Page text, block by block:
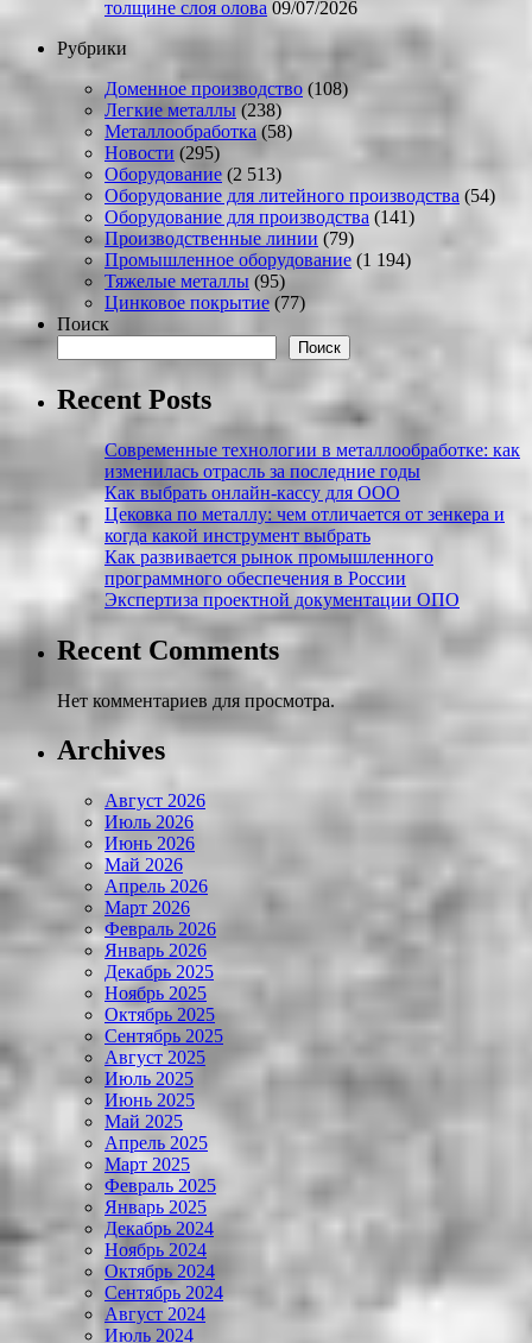
толщине слоя олова 09/07/2026
Рубрики
Доменное производство (108)
Легкие металлы (238)
Металлообработка (58)
Новости (295)
Оборудование (2 513)
Оборудование для литейного производства (54)
Оборудование для производства (141)
Производственные линии (79)
Промышленное оборудование (1 194)
Тяжелые металлы (95)
Цинковое покрытие (77)
Поиск
Поиск
Recent Posts
Современные технологии в металлообработке: как
изменилась отрасль за последние годы
Как выбрать онлайн-кассу для ООО
Цековка по металлу: чем отличается от зенкера и
когда какой инструмент выбрать
Как развивается рынок промышленного
программного обеспечения в России
Экспертиза проектной документации ОПО
Recent Comments
Нет комментариев для просмотра.
Archives
Август 2026
Июль 2026
Июнь 2026
Май 2026
Апрель 2026
Март 2026
Февраль 2026
Январь 2026
Декабрь 2025
Ноябрь 2025
Октябрь 2025
Сентябрь 2025
Август 2025
Июль 2025
Июнь 2025
Май 2025
Апрель 2025
Март 2025
Февраль 2025
Январь 2025
Декабрь 2024
Ноябрь 2024
Октябрь 2024
Сентябрь 2024
Август 2024
Июль 2024